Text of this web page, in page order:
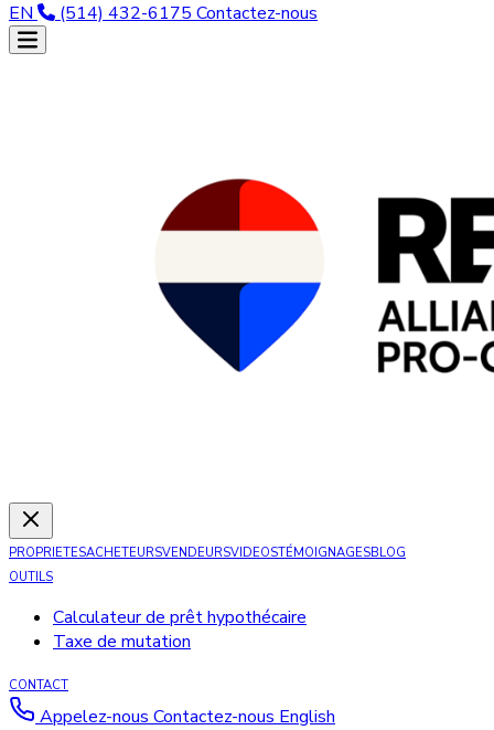
EN (514) 432-6175 Contactez-nous
PROPRIETESACHETEURSVENDEURSVIDEOSTÉMOIGNAGESBLOG
OUTILS
Calculateur de prêt hypothécaire
Taxe de mutation
CONTACT
Appelez-nous Contactez-nous English